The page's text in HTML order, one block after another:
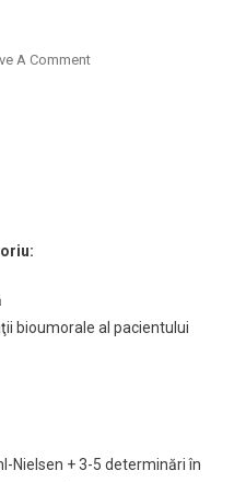
A CommentOn
bioumorale al pacientului
Nielsen + 3-5 determinări în